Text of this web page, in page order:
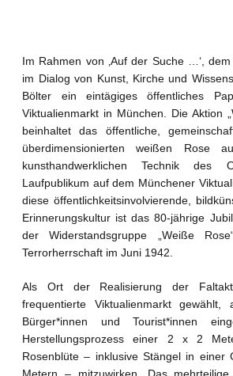
Im Rahmen von ‚Auf der Suche …‘,
im Dialog von Kunst, Kirche und
Bölter ein eintägiges öffentliches
Viktualienmarkt in München. Die Aktion
beinhaltet das öffentliche,
überdimensionierten weißen Rose
kunsthandwerklichen Technik des
Laufpublikum auf dem Münchener
diese öffentlichkeitsinvolvierende,
Erinnerungskultur ist das 80-jährige
der Widerstandsgruppe „Weiße
Terrorherrschaft im Juni 1942.
Als Ort der Realisierung der
frequentierte Viktualienmarkt
Bürger*innen und Tourist*innen
Herstellungsprozess einer 2 x 2
Rosenblüte – inklusive Stängel in einer
Metern – mitzuwirken. Das